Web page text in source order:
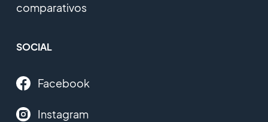
comparativos
SOCIAL
Facebook
Instagram